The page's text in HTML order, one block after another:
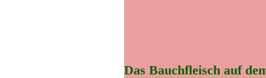
Das Bauchfleisch auf